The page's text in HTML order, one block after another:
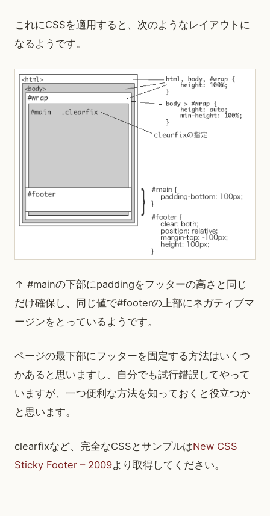
これにCSSを適用すると、次のようなレイアウトに
なるようです。
↑ #mainの下部にpaddingをフッターの高さと同じ
だけ確保し、同じ値で#footerの上部にネガティブマ
ージンをとっているようです。
ページの最下部にフッターを固定する方法はいくつ
かあると思いますし、自分でも試行錯誤してやって
いますが、一つ便利な方法を知っておくと役立つか
と思います。
clearfixなど、完全なCSSとサンプルはNew CSS
Sticky Footer – 2009より取得してください。